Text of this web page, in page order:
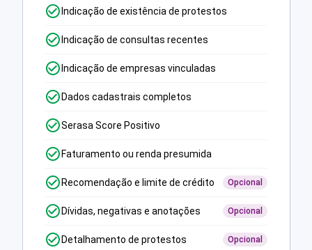
Indicação de existência de protestos
Indicação de consultas recentes
Indicação de empresas vinculadas
Dados cadastrais completos
Serasa Score Positivo
Faturamento ou renda presumida
Recomendação e limite de crédito Opcional
Dívidas, negativas e anotações Opcional
Detalhamento de protestos Opcional